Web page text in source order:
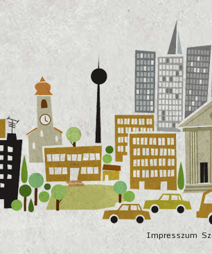
Impresszum